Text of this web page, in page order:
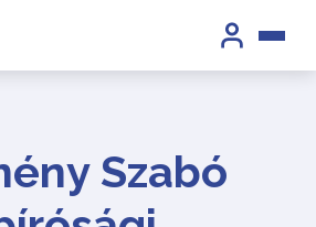
Hirdetmény Szabó Tamás
Szabó